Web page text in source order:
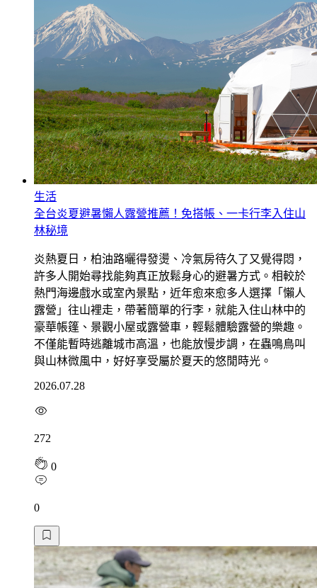
生活
全台炎夏避暑懶人露營推薦！免搭帳、一卡行李入住山
林秘境
炎熱夏日，柏油路曬得發燙、冷氣房待久了又覺得悶，
許多人開始尋找能夠真正放鬆身心的避暑方式。相較於
熱門海邊戲水或室內景點，近年愈來愈多人選擇「懶人
露營」往山裡走，帶著簡單的行李，就能入住山林中的
豪華帳篷、景觀小屋或露營車，輕鬆體驗露營的樂趣。
不僅能暫時逃離城市高溫，也能放慢步調，在蟲鳴鳥叫
與山林微風中，好好享受屬於夏天的悠閒時光。
2026.07.28
272
0
0